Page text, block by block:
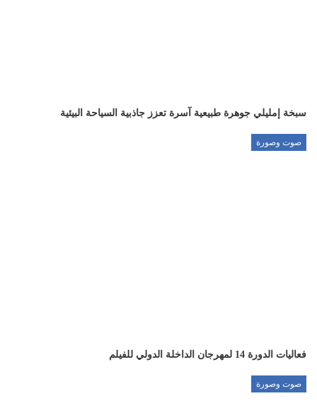
سبخة إمليلي جوهرة طبيعية آسرة تعزز جاذبية السياحة البيئية
صوت وصورة
فعاليات الدورة 14 لمهرجان الداخلة الدولي للفيلم
صوت وصورة